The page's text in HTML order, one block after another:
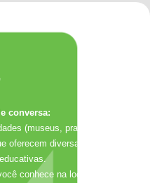
conversa:
(museus, praças,
oferecem diversas
conhece na localidade